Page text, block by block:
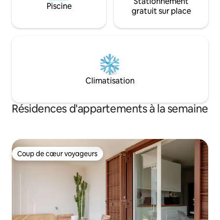
Piscine
gratuit sur place
Climatisation
Résidences d'appartements à la semaine
Coup de cœur voyageurs
Coup de cœur voyageurs